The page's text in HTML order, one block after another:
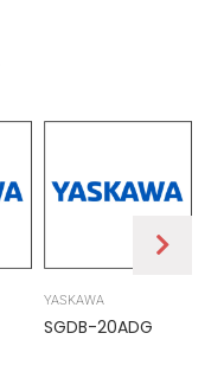
YASKAWA
SGDB-20ADG